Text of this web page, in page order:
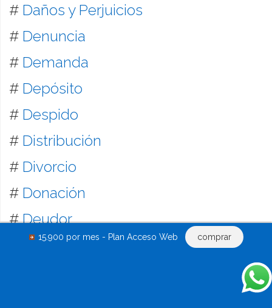
15.900 por mes - Plan Acceso Web comprar
# Daños y Perjuicios
# Denuncia
# Demanda
# Depósito
# Despido
# Distribución
# Divorcio
# Donación
#Deudor
Embargo